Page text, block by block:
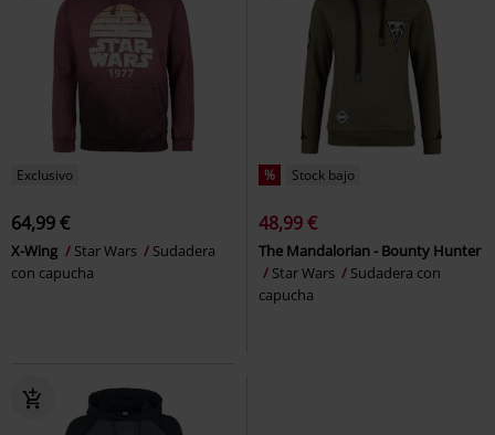
Exclusivo
64,99 €
X-Wing Star Wars
Sudadera
con capucha
% Stock bajo
48,99 €
The Mandalorian - Bounty Hunter
Star Wars
Sudadera con
capucha